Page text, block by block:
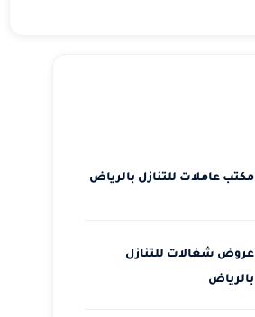
مكتب عاملات للتنازل بالرياض
عروض شغالات للتنازل
بالرياض